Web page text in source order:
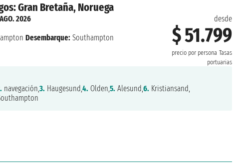
Gran Bretaña, Noruega
desde
$ 51.799
precio por persona Tasas
portuarias
2026
Desembarque: Southampton
navegación,3. Haugesund,4. Olden,5. Alesund,6. Kristiansand,